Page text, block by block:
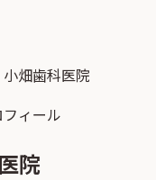
畑歯科医院
ィール
院